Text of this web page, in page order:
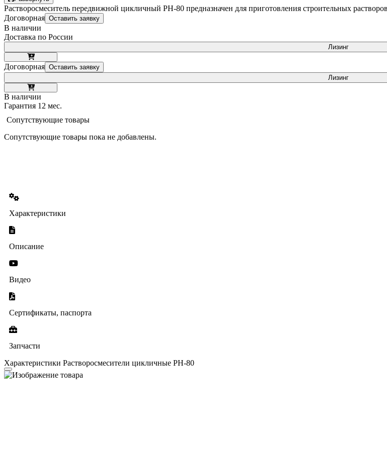
Растворосмеситель передвижной цикличный РН-80 предназначен для приготовления строительных
Договорная Оставить заявку
В наличии
Доставка по России
Лизинг
Договорная Оставить заявку
Лизинг
В наличии
Гарантия 12 мес.
Сопутствующие товары
Сопутствующие товары пока не добавлены.
Характеристики
Описание
Видео
Сертификаты, паспорта
Запчасти
Характеристики Растворосмесители цикличные РН-80